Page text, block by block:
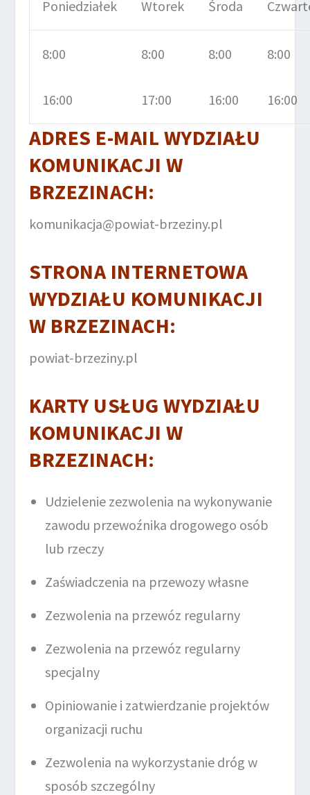
Poniedziałek Wtorek Środa
8:00
16:00
8:00
17:00
8:00
16:00
8:00
16:00
ADRES E-MAIL WYDZIAŁU
KOMUNIKACJIW
BRZEZINACH:
komunikacja@powiat-brzeziny.pl
STRONA INTERNETOWA
WYDZIAŁU KOMUNIKACJI
W BRZEZINACH:
powiat-brzeziny.pl
KARTY USŁUG WYDZIAŁU
KOMUNIKACJI W
BRZEZINACH:
Udzielenie zezwolenia na wykonywanie
zawodu przewoźnika drogowego osób
lub rzeczy
Zaświadczenia na przewozy własne
Zezwolenia na przewóz regularny
Zezwolenia na przewóz regularny
specjalny
Opiniowanie i zatwierdzanie projektów
organizacji ruchu
Zezwolenia na wykorzystanie dróg w
sposób szczególny